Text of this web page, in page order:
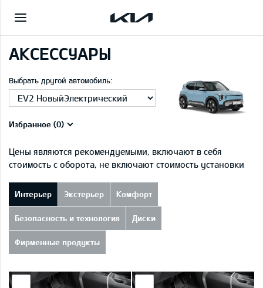
АКСЕССУАРЫ
Выбрать другой автомобиль:
Избранное (0)
Цены являются рекомендуемыми, включают в себя
стоимость с оборота, не включают стоимость установки
Интерьер Экстерьер Комфорт
Безопасность и технология Диски
Фирменные продукты